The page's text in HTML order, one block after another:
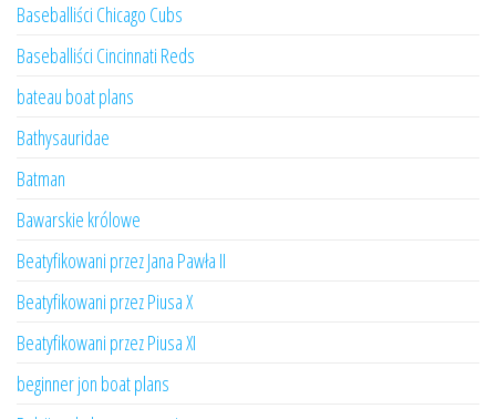
Baseballiści Chicago Cubs
Baseballiści Cincinnati Reds
bateau boat plans
Bathysauridae
Batman
Bawarskie królowe
Beatyfikowani przez Jana Pawła II
Beatyfikowani przez Piusa X
Beatyfikowani przez Piusa XI
beginner jon boat plans